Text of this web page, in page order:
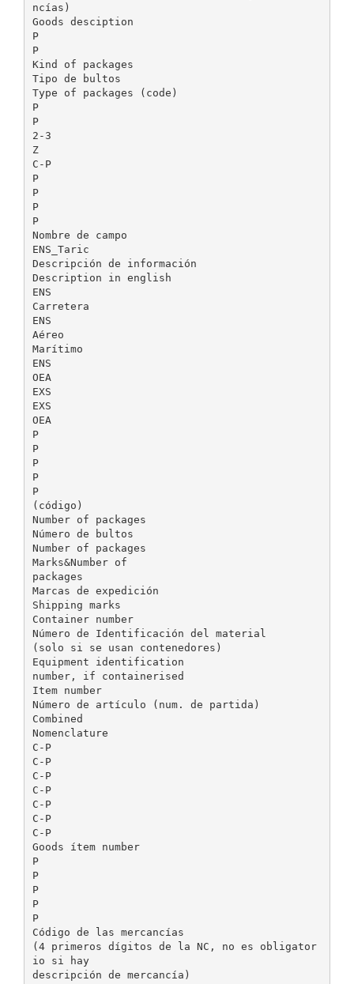
ncías)
Goods desciption
P
P
Kind of packages
Tipo de bultos
Type of packages (code)
P
P
2-3
Z
C-P
P
P
P
P
Nombre de campo
ENS_Taric
Descripción de información
Description in english
ENS
Carretera
ENS
Aéreo
Marítimo
ENS
OEA
EXS
EXS
OEA
P
P
P
P
P
(código)
Number of packages
Número de bultos
Number of packages
Marks&Number of
packages
Marcas de expedición
Shipping marks
Container number
Número de Identificación del material
(solo si se usan contenedores)
Equipment identification
number, if containerised
Item number
Número de artículo (num. de partida)
Combined
Nomenclature
C-P
C-P
C-P
C-P
C-P
C-P
C-P
Goods ítem number
P
P
P
P
P
Código de las mercancías
(4 primeros dígitos de la NC, no es obligator
io si hay
descripción de mercancía)